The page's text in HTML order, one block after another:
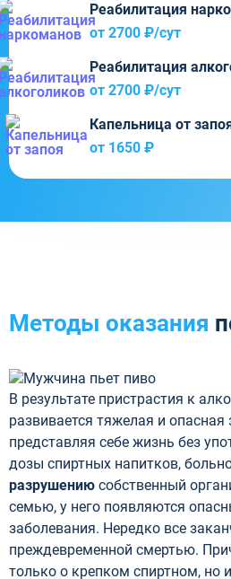
Реабилитация
от 2700 ₽/cут
Реабилитация
от 2700 ₽/cут
Капельница от
от 1650 ₽
Методы оказания
В результате пристрастия к
развивается тяжелая и
представляя себе жизнь без
дозы спиртных напитков,
разрушению собственный
семью, у него появляются
заболевания. Нередко все
преждевременной смертью.
только о крепком спиртном, но